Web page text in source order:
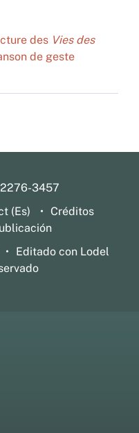
des Vies des
de geste
3457
(Es)
Créditos
Editado con Lodel